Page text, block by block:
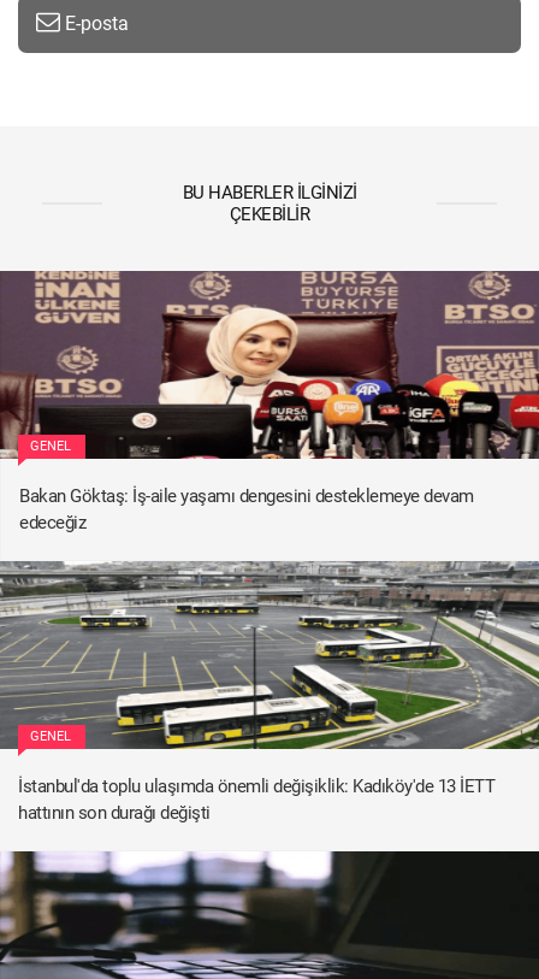
E-posta
BU HABERLER İLGINIZI
ÇEKEBILIR
GENEL
Bakan Göktaş: İş-aile yaşamı dengesini desteklemeye devam
edeceğiz
GENEL
İstanbul'da toplu ulaşımda önemli değişiklik: Kadıköy'de 13 İETT
hattının son durağı değişti